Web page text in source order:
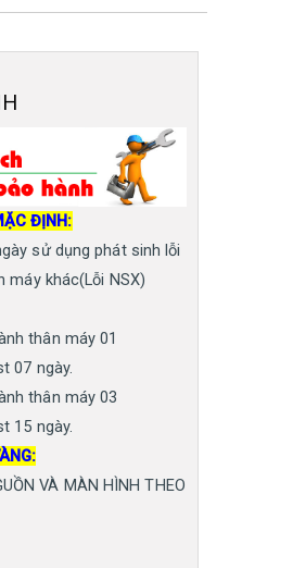
ĐỊNH:
sử dụng phát sinh lỗi
máy khác(Lỗi NSX)
thân máy 01
07 ngày.
thân máy 03
15 ngày.
VÀ MÀN HÌNH THEO